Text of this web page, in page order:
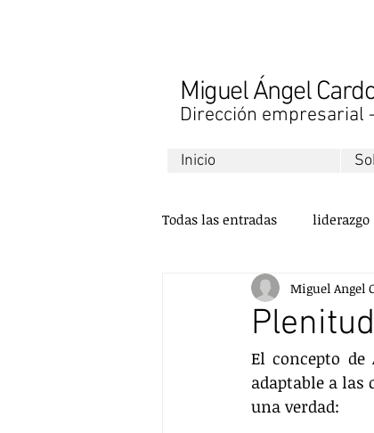
Miguel Ángel
Dirección empresarial
Inicio
Todas las entradas liderazgo
finanzas
comunicación
Miguel Angel
El concepto de
adaptable a las
una verdad: